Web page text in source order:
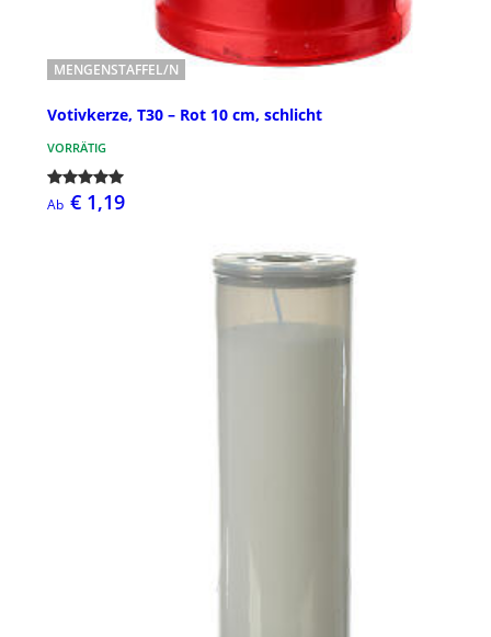
MENGENSTAFFEL/N
Votivkerze, T30 – Rot 10 cm, schlicht
VORRÄTIG
Ab € 1,19